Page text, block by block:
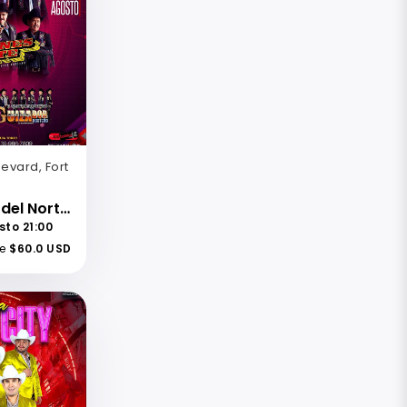
Fort
Los Huracanes del Norte-Banda BLT Los Tecateando-Guizador Norteno-The Ranch
21:00
$60.0 USD